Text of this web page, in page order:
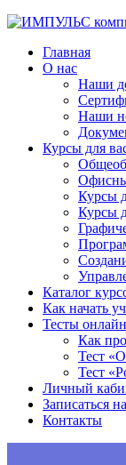
Главная
О нас
Наши
Наши
Курсы для
Курсы
Курсы
Каталог
Как начать
Тесты онлайн
Как
Тест
Тест
Личный
Записаться
Контакты